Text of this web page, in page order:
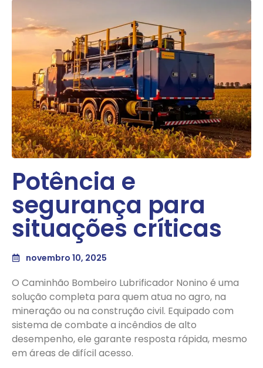
Potência e
segurança para
situações críticas
novembro 10, 2025
O Caminhão Bombeiro Lubrificador Nonino é uma
solução completa para quem atua no agro, na
mineração ou na construção civil. Equipado com
sistema de combate a incêndios de alto
desempenho, ele garante resposta rápida, mesmo
em áreas de difícil acesso.